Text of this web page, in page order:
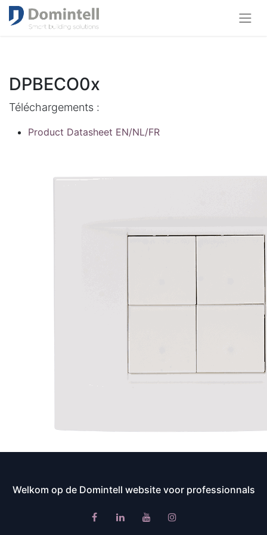
DPBECO0x
Téléchargements :
Product Datasheet EN/NL/FR
Welkom op de Domintell website voor professionnals